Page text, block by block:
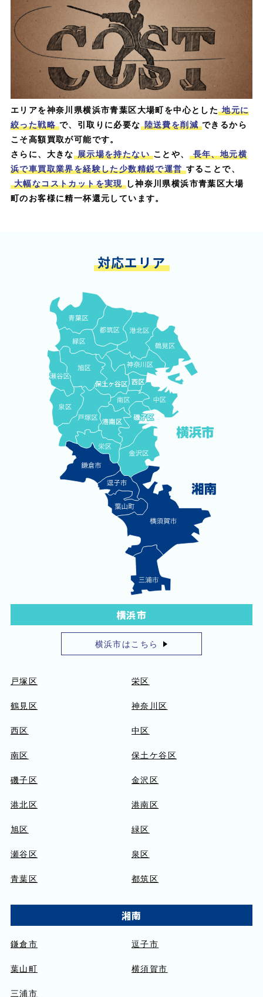
エリアを神奈川県横浜市青葉区大場町を中心とした 地元に
絞った戦略 で、引取りに必要な 陸送費を削減 できるから
こそ高額買取が可能です。
さらに、大きな 展示場を持たない ことや、
長年、地元横
浜で車買取業界を経験した少数精鋭で運営 することで、
大幅なコストカットを実現 し神奈川県横浜市青葉区大場
町のお客様に精一杯還元しています。
対応エリア
横浜市
横浜市はこちら
戸塚区 栄区
鶴見区 神奈川区
西区 中区
南区 保土ケ谷区
磯子区 金沢区
港北区 港南区
旭区 緑区
瀬谷区 泉区
青葉区 都筑区
湘南
鎌倉市 逗子市
葉山町 横須賀市
三浦市